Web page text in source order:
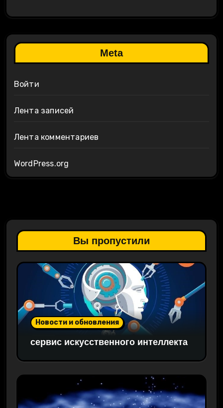
Meta
Войти
Лента записей
Лента комментариев
WordPress.org
Вы пропустили
Новости и обновления
сервис искусственного интеллекта